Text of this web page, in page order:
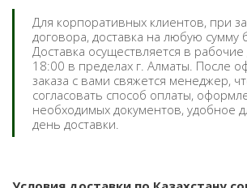
Для корпоративных клиентов, при
договора, доставка на любую сумму
Доставка осуществляется в
18:00 в пределах г. Алматы. После
заказа с вами свяжется менеджер,
согласовать способ оплаты,
необходимых документов, удобное
день доставки.